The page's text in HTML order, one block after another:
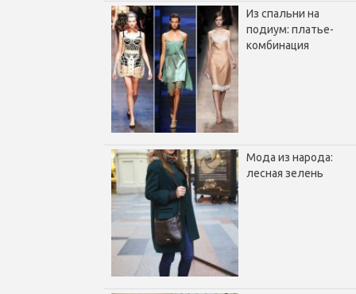
Из спальни на
подиум: платье-
комбинация
Мода из народа:
лесная зелень